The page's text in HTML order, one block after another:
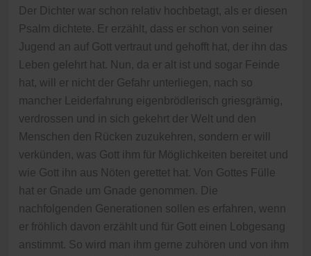
Der Dichter war schon relativ hochbetagt, als er diesen
Psalm dichtete. Er erzählt, dass er schon von seiner
Jugend an auf Gott vertraut und gehofft hat, der ihn das
Leben gelehrt hat. Nun, da er alt ist und sogar Feinde
hat, will er nicht der Gefahr unterliegen, nach so
mancher Leiderfahrung eigenbrödlerisch griesgrämig,
verdrossen und in sich gekehrt der Welt und den
Menschen den Rücken zuzukehren, sondern er will
verkünden, was Gott ihm für Möglichkeiten bereitet und
wie Gott ihn aus Nöten gerettet hat. Von Gottes Fülle
hat er Gnade um Gnade genommen. Die
nachfolgenden Generationen sollen es erfahren, wenn
er fröhlich davon erzählt und für Gott einen Lobgesang
anstimmt. So wird man ihm gerne zuhören und von ihm